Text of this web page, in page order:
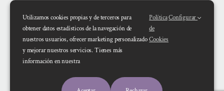
Financiado por la Unión Europea – NextGenerationEU. Sin embargo, los
autores y no reflejan necesariamente los de la Unión Europea o la Comisión
Utilizamos cookies propias y de terceros para
obtener datos estadísticos de la navegación de
nuestros usuarios, ofrecer marketing personalizado
y mejorar nuestros servicios. Tienes más
información en nuestra
Política
de
Cookies
Configurar